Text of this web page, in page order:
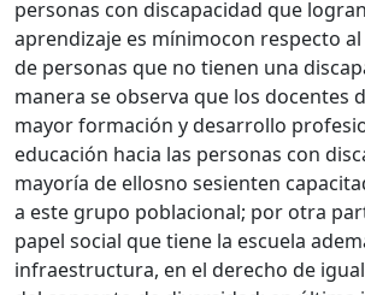
personas con discapacidad que
aprendizaje es mínimocon respecto
de personas que no tienen una
manera se observa que los docentes
mayor formación y desarrollo
educación hacia las personas con
mayoría de ellosno sesienten
a este grupo poblacional; por otra
papel social que tiene la escuela
infraestructura, en el derecho de